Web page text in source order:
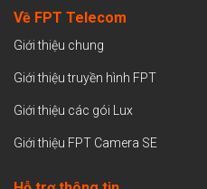
Về FPT Telecom
Giới thiệu chung
Giới thiệu truyền hình FPT
Giới thiệu các gói Lux
Giới thiệu FPT Camera SE